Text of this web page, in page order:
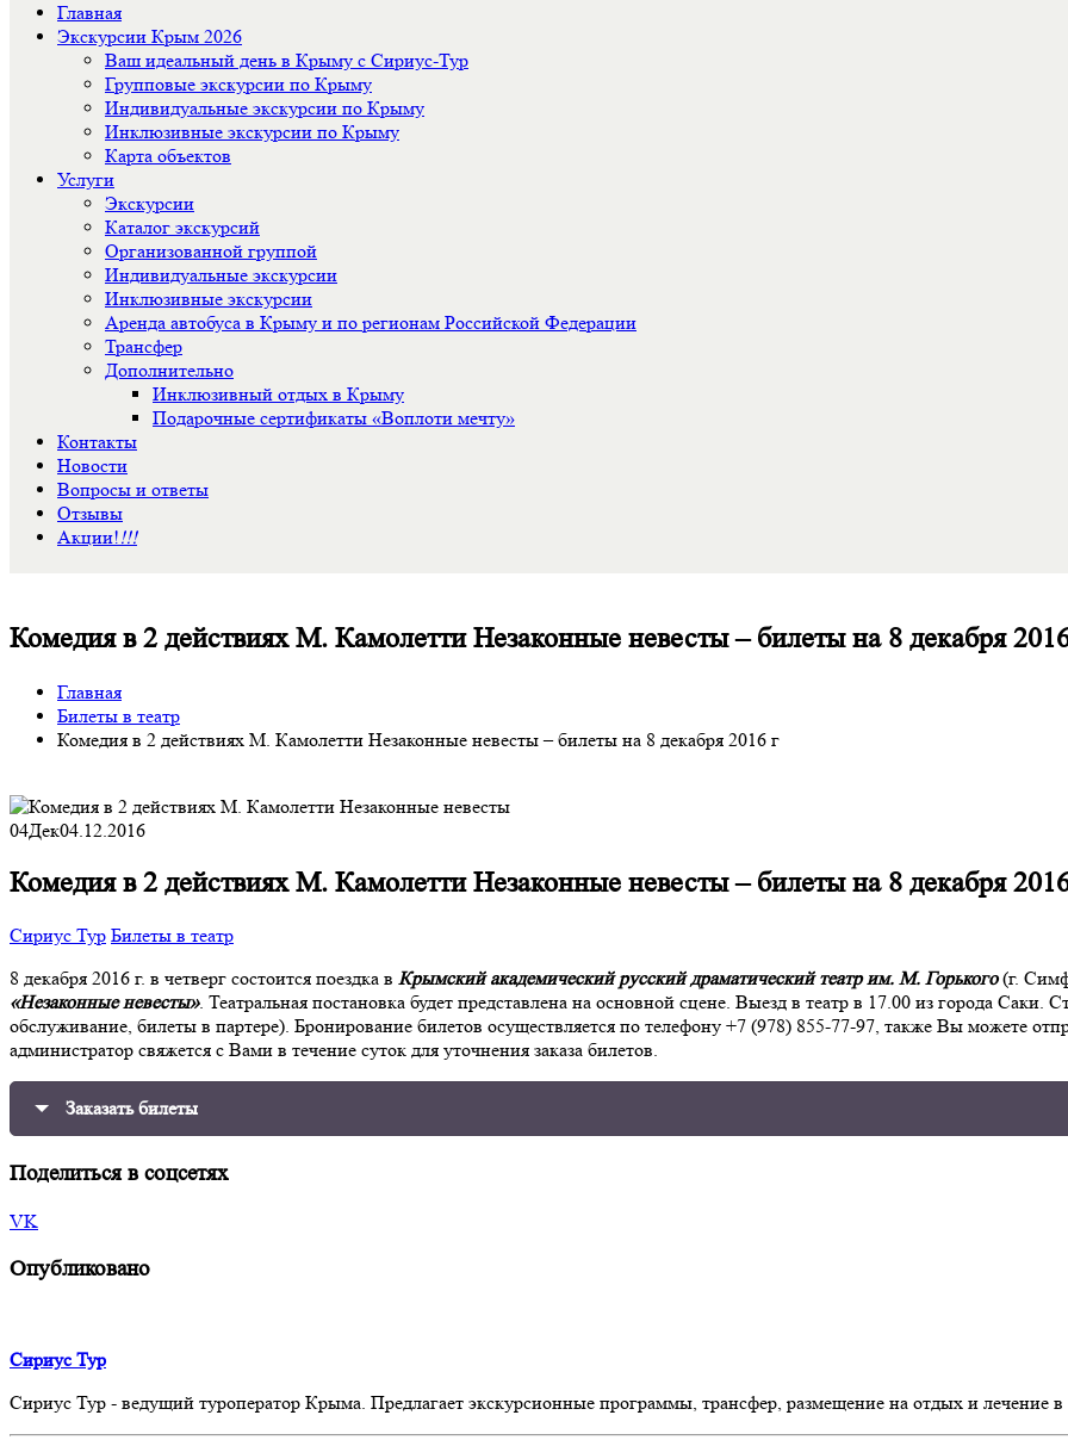
Главная
Экскурсии Крым 2026
Ваш идеальный день в Крыму с Сириус-Тур
Групповые экскурсии по Крыму
Индивидуальные экскурсии по Крыму
Инклюзивные экскурсии по Крыму
Карта объектов
Услуги
Экскурсии
Каталог экскурсий
Организованной группой
Индивидуальные экскурсии
Инклюзивные экскурсии
Аренда автобуса в Крыму и по регионам Российской Федерации
Трансфер
Дополнительно
Инклюзивный отдых в Крыму
Подарочные сертификаты «Воплоти мечту»
Контакты
Новости
Вопросы и ответы
Отзывы
Акции!!!!
Комедия в 2 действиях М. Камолетти Незаконные невесты – билеты на 8 декабря
Главная
Билеты в театр
Комедия в 2 действиях М. Камолетти Незаконные невесты – билеты на 8 декабря 2016 г
04Дек04.12.2016
Комедия в 2 действиях М. Камолетти Незаконные невесты – билеты на 8 декабря
Сириус Тур Билеты в театр
8 декабря 2016 г. в четверг состоится поездка в Крымский академический русский драматический театр им. М. Горького(г.
«Незаконные невесты». Театральная постановка будет представлена на основной сцене. Выезд в театр в 17.00 из города Саки.
обслуживание, билеты в партере). Бронирование билетов осуществляется по телефону +7 (978) 855-77-97, также Вы можете
администратор свяжется с Вами в течение суток для уточнения заказа билетов.
Заказать билеты
Поделиться в соцсетях
VK
Опубликовано
Сириус Тур
Сириус Тур - ведущий туроператор Крыма. Предлагает экскурсионные программы, трансфер, размещение на отдых и лечение